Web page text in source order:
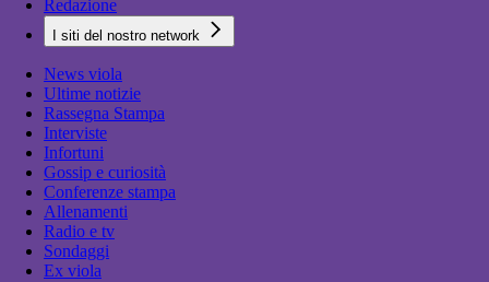
Redazione
I siti del nostro network
News viola
Ultime notizie
Rassegna Stampa
Interviste
Infortuni
Gossip e curiosità
Conferenze stampa
Allenamenti
Radio e tv
Sondaggi
Ex viola